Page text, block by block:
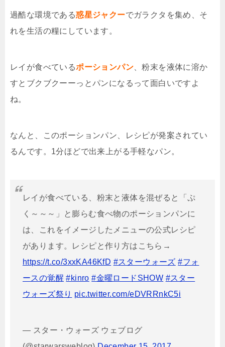
過酷な環境である惑星ジャクーでガラクタを集め、そ
れを生活の糧にしています。
レイが食べているポーションパン 、粉末を液体に溶か
すとブクブクーーっとパンになるって面白いですよ
ね。
なんと、このポーションパン、レシピが発案されてい
るんです。1分ほどで出来上がる手軽なパン。
レイが食べている、粉末と液体を混ぜると「ぷ
く～～～」と膨らむ食べ物のポーションパンに
は、これをイメージしたメニューの公式レシピ
があります。レシピと作り方はこちら→
https://t.co/3xxKA46KfD #スターウォーズ #フォ
ースの覚醒 #kinro #金曜ロードSHOW #スター
ウォーズ祭り pic.twitter.com/eDVRRnkC5i
— スター・ウォーズ ウェブログ